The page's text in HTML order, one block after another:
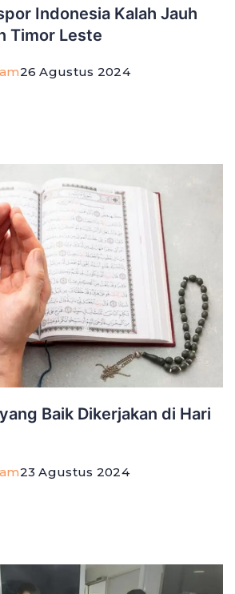
Indonesia Kalah Jauh
Timor Leste
26 Agustus 2024
Baik Dikerjakan di Hari
23 Agustus 2024